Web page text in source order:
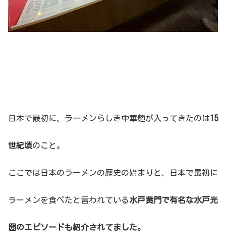
日本で最初に、ラーメンらしき中華麺が入ってきたのは15
世紀頃のこと。
ここでは日本のラーメンの歴史の始まりと、日本で最初に
ラーメンを食べたと言われている水戸黄門で有名な水戸光
圀のエピソードも紹介されてました。